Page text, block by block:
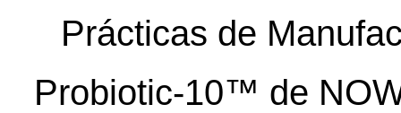
Prácticas de
Probiotic-10™ de